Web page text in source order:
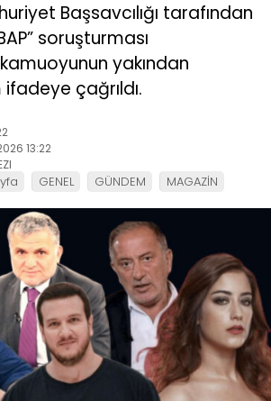
Başsavcılığı tarafından
soruşturması
yakından
ifadeye çağrıldı.
13:22
GENEL GÜNDEM MAGAZİN